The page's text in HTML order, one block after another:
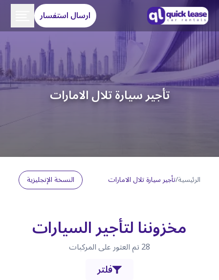
ارسال استفسار
تأجير سيارة تلال الامارات
الرئيسية/تأجير سيارة تلال الامارات النسخة الإنجليزية
مخزوننا لتأجير السيارات
28تم العثور على المركبات
فلتر